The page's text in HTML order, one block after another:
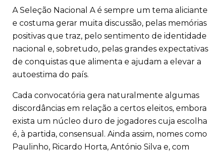
A Seleção Nacional A é sempre um tema aliciante
e costuma gerar muita discussão, pelas memórias
positivas que traz, pelo sentimento de identidade
nacional e, sobretudo, pelas grandes expectativas
de conquistas que alimenta e ajudam a elevar a
autoestima do país.
Cada convocatória gera naturalmente algumas
discordâncias em relação a certos eleitos, embora
exista um núcleo duro de jogadores cuja escolha
é, à partida, consensual. Ainda assim, nomes como
Paulinho, Ricardo Horta, António Silva e, com